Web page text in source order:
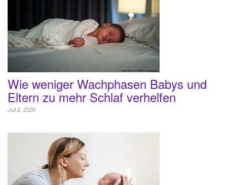
Wie weniger Wachphasen Babys und
Eltern zu mehr Schlaf verhelfen
Juli 2, 2026